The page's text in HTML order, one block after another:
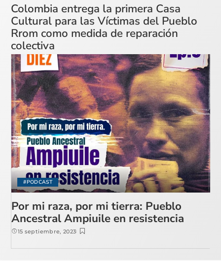
Colombia entrega la primera Casa
Cultural para las Víctimas del Pueblo
Rrom como medida de reparación
colectiva
#PODCAST
Por mi raza, por mi tierra: Pueblo
Ancestral Ampiuile en resistencia
15 septiembre, 2023